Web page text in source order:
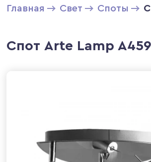
Главная Свет Cпоты
Спот Arte Lamp